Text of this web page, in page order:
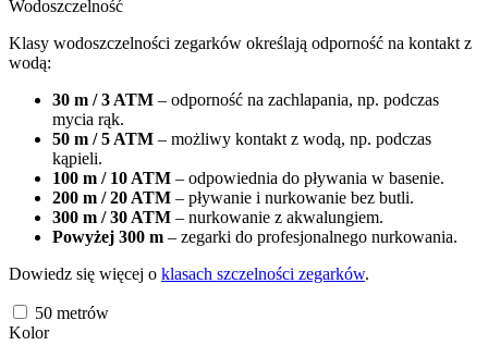
Wodoszczelność
Klasy wodoszczelności zegarków określają odporność na kontakt z
wodą:
30 m / 3 ATM – odporność na zachlapania, np. podczas
mycia rąk.
50 m / 5 ATM – możliwy kontakt z wodą, np. podczas
kąpieli.
100 m / 10 ATM – odpowiednia do pływania w basenie.
200 m / 20 ATM – pływanie i nurkowanie bez butli.
300 m / 30 ATM – nurkowanie z akwalungiem.
Powyżej 300 m – zegarki do profesjonalnego nurkowania.
Dowiedz się więcej o klasach szczelności zegarków.
50 metrów
Kolor